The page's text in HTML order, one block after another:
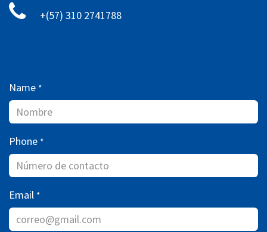
+(57) 310 2741788
Name *
Phone *
Email *